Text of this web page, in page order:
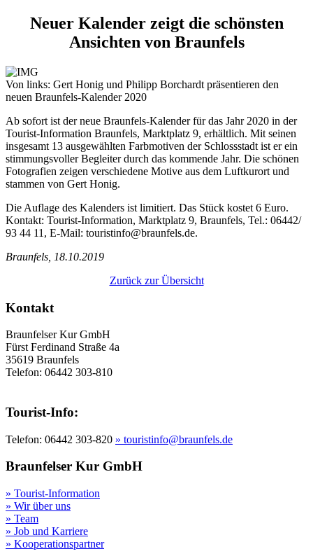
Neuer Kalender zeigt die schönsten
Ansichten von Braunfels
Von links: Gert Honig und Philipp Borchardt präsentieren den
neuen Braunfels-Kalender 2020
Ab sofort ist der neue Braunfels-Kalender für das Jahr 2020 in der
Tourist-Information Braunfels, Marktplatz 9, erhältlich. Mit seinen
insgesamt 13 ausgewählten Farbmotiven der Schlossstadt ist er ein
stimmungsvoller Begleiter durch das kommende Jahr. Die schönen
Fotografien zeigen verschiedene Motive aus dem Luftkurort und
stammen von Gert Honig.
Die Auflage des Kalenders ist limitiert. Das Stück kostet 6 Euro.
Kontakt: Tourist-Information, Marktplatz 9, Braunfels, Tel.: 06442/
93 44 11, E-Mail: touristinfo@braunfels.de.
Braunfels, 18.10.2019
Zurück zur Übersicht
Kontakt
Braunfelser Kur GmbH
Fürst Ferdinand Straße 4a
35619 Braunfels
Telefon: 06442 303-810
Tourist-Info:
Telefon: 06442 303-820 » touristinfo@braunfels.de
Braunfelser Kur GmbH
» Tourist-Information
» Wir über uns
» Team
» Job und Karriere
» Kooperationspartner